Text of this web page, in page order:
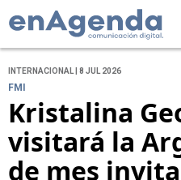
INTERNACIONAL | 8 JUL 2026
FMI
Kristalina
visitará la
de mes